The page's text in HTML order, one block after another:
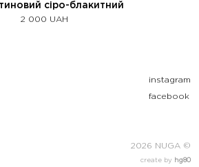
сіро-блакитний
2 000 UAH
instagram
facebook
2026 NUGA ©
create by hg80